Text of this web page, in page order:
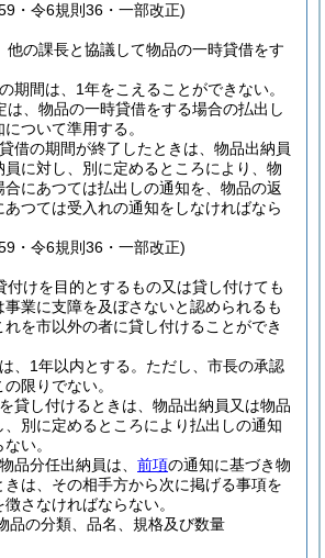
・令6規則36・一部改正)
他の課長と協議して物品の一時貸借をす
期間は、1年をこえることができない。
は、物品の一時貸借をする場合の払出し
ついて準用する。
借の期間が終了したときは、物品出納員
員に対し、別に定めるところにより、物
にあつては払出しの通知を、物品の返
つては受入れの通知をしなければなら
・令6規則36・一部改正)
付けを目的とするもの又は貸し付けても
業に支障を及ぼさないと認められるも
を市以外の者に貸し付けることができ
、1年以内とする。 ただし、市長の承認
限りでない。
貸し付けるときは、物品出納員又は物品
別に定めるところにより払出しの通知
い。
品分任出納員は、 前項の通知に基づき物
は、その相手方から次に掲げる事項を
さなければならない。
品の分類、品名、規格及び数量